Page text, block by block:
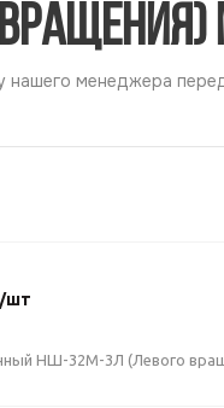
нашего менеджера
/шт
НШ-32М-3Л (Левого